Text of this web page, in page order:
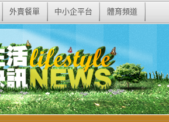
外賣餐單 中小企平台 體育頻道